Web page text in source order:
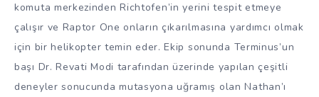
komuta merkezinden Richtofen’in yerini tespit etmeye
çalışır ve Raptor One onların çıkarılmasına yardımcı olmak
için bir helikopter temin eder. Ekip sonunda Terminus’un
başı Dr. Revati Modi tarafından üzerinde yapılan çeşitli
deneyler sonucunda mutasyona uğramış olan Nathan’ı